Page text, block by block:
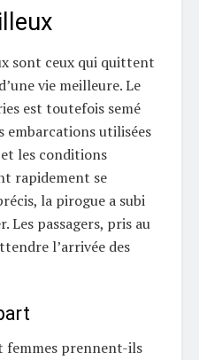
sont ceux qui quittent
vie meilleure. Le
est toutefois semé
embarcations utilisées
les conditions
rapidement se
la pirogue a subi
Les passagers, pris au
l’arrivée des
femmes prennent-ils